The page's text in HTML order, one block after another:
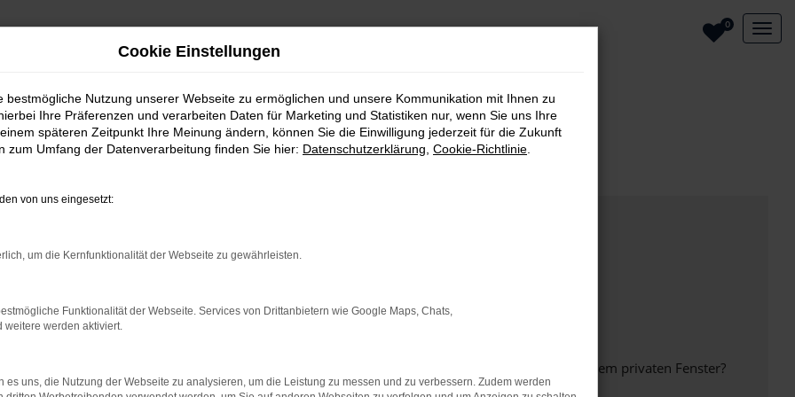
0
bestimmter Seiten verhindern. Funktioniert die Seite in einem anderen Browser oder in einem privaten Fenster?
Cookie Einstellungen
bestmögliche Nutzung unserer Webseite zu ermöglichen und unsere Kommunikation mit Ihnen zu
Ihre Präferenzen und verarbeiten Daten für Marketing und Statistiken nur, wenn Sie uns Ihre
späteren Zeitpunkt Ihre Meinung ändern, können Sie die Einwilligung jederzeit für die Zukunft
zum Umfang der Datenverarbeitung finden Sie hier: Datenschutzerklärung Cookie-Richtlinie
von uns eingesetzt:
um die Kernfunktionalität der Webseite zu gewährleisten.
Funktionalität der Webseite. Services von Drittanbietern wie Google Maps, Chats,
weitere werden aktiviert.
es uns, die Nutzung der Webseite zu analysieren, um die Leistung zu messen und zu verbessern. Zudem werden